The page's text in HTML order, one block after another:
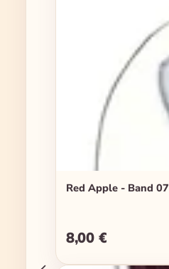
Red Apple - Band 07
Regulärer Preis:
8,00 €